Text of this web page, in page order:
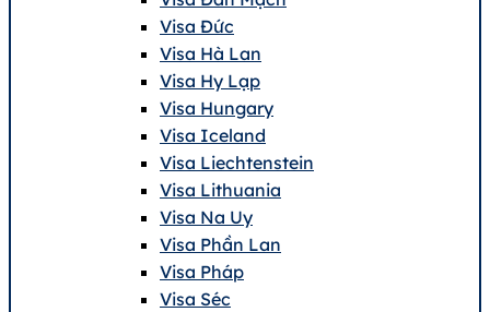
Visa Đức
Visa Hà Lan
Visa Hy Lạp
Visa Hungary
Visa Iceland
Visa Liechtenstein
Visa Lithuania
Visa Na Uy
Visa Phần Lan
Visa Pháp
Visa Séc